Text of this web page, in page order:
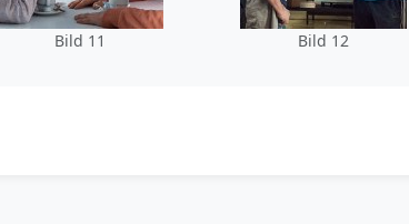
Bild 11 Bild 12